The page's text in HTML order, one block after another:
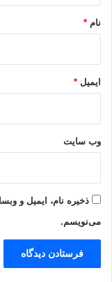
نام *
ایمیل *
وب‌ سایت
ذخیره نام، ایمیل و
می‌نویسم.